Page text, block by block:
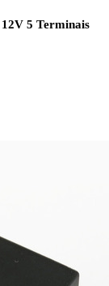
5 Terminais